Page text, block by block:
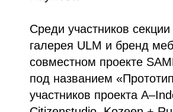
Среди участников
галерея ULM и бренд
совместном проекте
под названием
участников проекта A–